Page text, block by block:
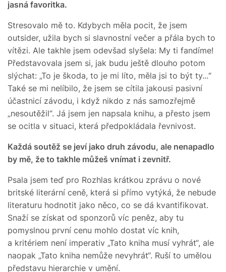
jasná favoritka.
Stresovalo mě to. Kdybych měla pocit, že jsem
outsider, užila bych si slavnostní večer a přála bych to
vítězi. Ale takhle jsem odevšad slyšela: My ti fandíme!
Představovala jsem si, jak budu ještě dlouho potom
slýchat: „To je škoda, to je mi líto, měla jsi to být ty...“
Také se mi nelíbilo, že jsem se cítila jakousi pasivní
účastnicí závodu, i když nikdo z nás samozřejmě
„nesoutěžil“. Já jsem jen napsala knihu, a přesto jsem
se ocitla v situaci, která předpokládala řevnivost.
Každá soutěž se jeví jako druh závodu, ale nenapadlo
by mě, že to takhle můžeš vnímat i zevnitř.
Psala jsem teď pro Rozhlas krátkou zprávu o nové
britské literární ceně, která si přímo vytýká, že nebude
literaturu hodnotit jako něco, co se dá kvantifikovat.
Snaží se získat od sponzorů víc peněz, aby tu
pomyslnou první cenu mohlo dostat víc knih,
a kritériem není imperativ „Tato kniha musí vyhrát“, ale
naopak „Tato kniha nemůže nevyhrát“. Ruší to umělou
představu hierarchie v umění.